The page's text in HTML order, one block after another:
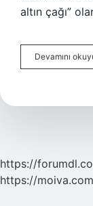
altın çağı”
Devamını
https://
https://